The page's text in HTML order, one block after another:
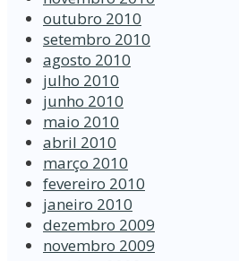
outubro 2010
setembro 2010
agosto 2010
julho 2010
junho 2010
maio 2010
abril 2010
março 2010
fevereiro 2010
janeiro 2010
dezembro 2009
novembro 2009